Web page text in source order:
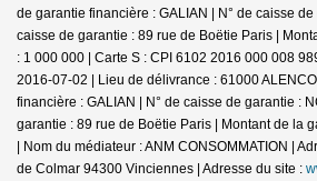
de garantie financière : GALIAN | N° de caisse
caisse de garantie : 89 rue de Boëtie Paris |
: 1 000 000 | Carte S : CPI 6102 2016 000 008
2016-07-02 | Lieu de délivrance : 61000
financière : GALIAN | N° de caisse de garantie :
garantie : 89 rue de Boëtie Paris | Montant de la
| Nom du médiateur : ANM CONSOMMATION |
de Colmar 94300 Vinciennes | Adresse du site :